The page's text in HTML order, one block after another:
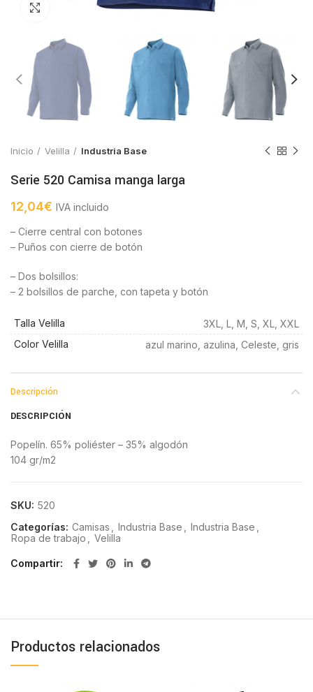
Click to enlarge
Inicio Velilla Industria Base
Serie 520 Camisa manga larga
12,04€ IVA incluido
– Cierre central con botones
– Puños con cierre de botón
– Dos bolsillos:
– 2 bolsillos de parche, con tapeta y botón
Talla Velilla
3XL, L, M, S, XL, XXL
Color Velilla
azul marino, azulina, Celeste, gris
Descripción
DESCRIPCIÓN
Popelín. 65% poliéster – 35% algodón
104 gr/m2
SKU: 520
Categorías: Camisas Industria Base Industria Base
Ropa de trabajo
Velilla
Compartir
Productos relacionados